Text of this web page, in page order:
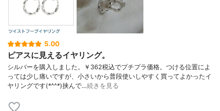
5.00
ピアスに見えるイヤリング。
シルバーを購入しました。￥362税込でプチプラ価格。つける位置によ
っては少し痛いですが、小さいから普段使いしやすく買ってよかったイ
ヤリングです(*^^*)挟んで…続きを見る